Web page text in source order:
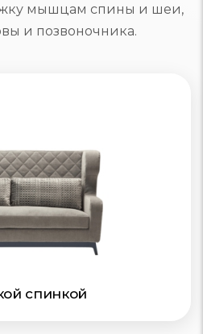
мышцам спины и шеи,
и позвоночника.
спинкой